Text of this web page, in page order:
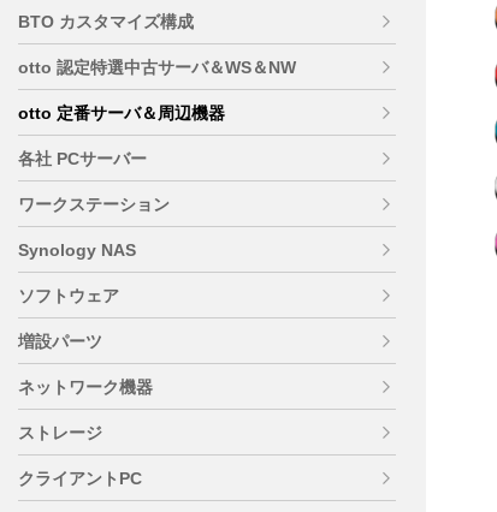
BTO カスタマイズ構成
otto 認定特選中古サーバ＆WS＆NW
otto 定番サーバ＆周辺機器
各社 PCサーバー
ワークステーション
Synology NAS
ソフトウェア
増設パーツ
ネットワーク機器
ストレージ
クライアントPC